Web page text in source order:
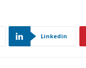
Linkedin